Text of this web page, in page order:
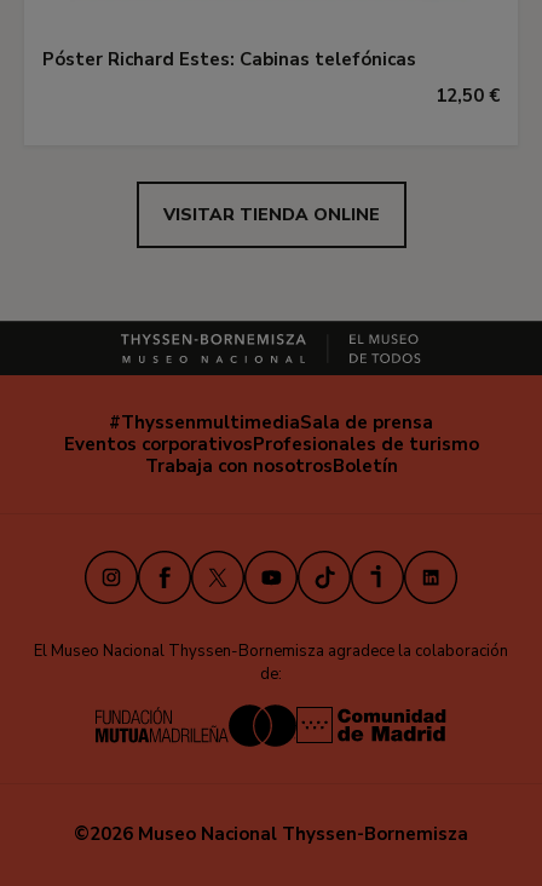
Póster Richard Estes: Cabinas telefónicas
12,50 €
VISITAR TIENDA ONLINE
Navegación
secundaria
#ThyssenmultimediaSala de prensa
Eventos corporativosProfesionales de turismo
Trabaja con nosotrosBoletín
InstagramFacebook
X YoutubeTikTokiVooxLinkedIn
El Museo Nacional Thyssen-Bornemisza agradece la colaboración
de:
©2026 Museo Nacional Thyssen-Bornemisza